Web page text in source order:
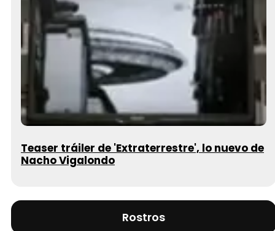
Teaser tráiler de 'Extraterrestre', lo nuevo de
Nacho Vigalondo
Rostros